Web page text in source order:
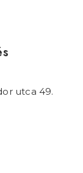
utca 49.